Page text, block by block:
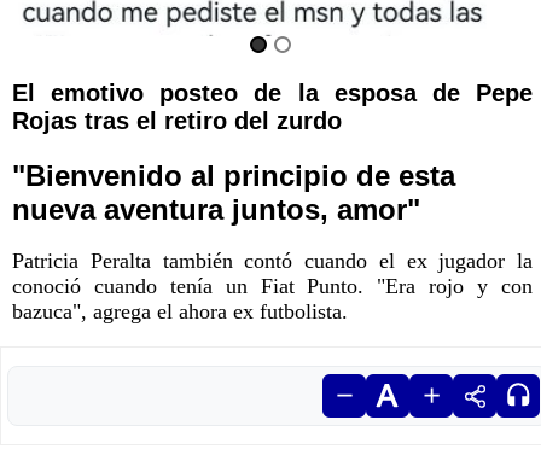
El emotivo posteo de la esposa de Pepe
Rojas tras el retiro del zurdo
"Bienvenido al principio de esta
nueva aventura juntos, amor"
Patricia Peralta también contó cuando el ex jugador la
conoció cuando tenía un Fiat Punto. "Era rojo y con
bazuca", agrega el ahora ex futbolista.